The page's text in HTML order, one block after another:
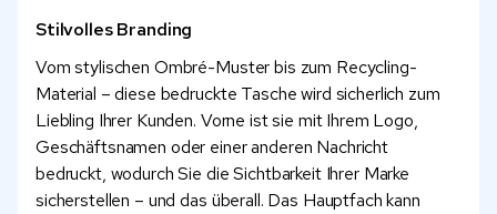
Stilvolles Branding
Vom stylischen Ombré-Muster bis zum Recycling-
Material – diese bedruckte Tasche wird sicherlich zum
Liebling Ihrer Kunden. Vorne ist sie mit Ihrem Logo,
Geschäftsnamen oder einer anderen Nachricht
bedruckt, wodurch Sie die Sichtbarkeit Ihrer Marke
sicherstellen – und das überall. Das Hauptfach kann